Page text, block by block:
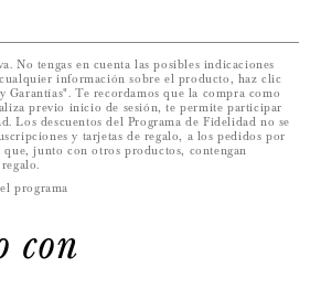
No tengas en cuenta las posibles indicaciones
información sobre el producto, haz clic
Garantías". Te recordamos que la compra como
previo inicio de sesión, te permite participar
Los descuentos del Programa de Fidelidad no se
y tarjetas de regalo, a los pedidos por
junto con otros productos, contengan
programa
con